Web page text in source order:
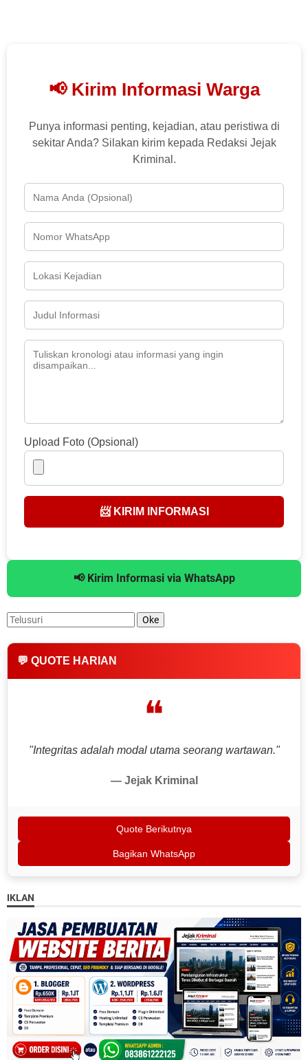
📢 Kirim Informasi Warga
Punya informasi penting, kejadian, atau peristiwa di
sekitar Anda? Silakan kirim kepada Redaksi Jejak
Kriminal.
Upload Foto (Opsional)
📨 KIRIM INFORMASI
📢 Kirim Informasi via WhatsApp
💬 QUOTE HARIAN
❝
"Integritas adalah modal utama seorang wartawan."
— Jejak Kriminal
Quote Berikutnya
Bagikan WhatsApp
IKLAN